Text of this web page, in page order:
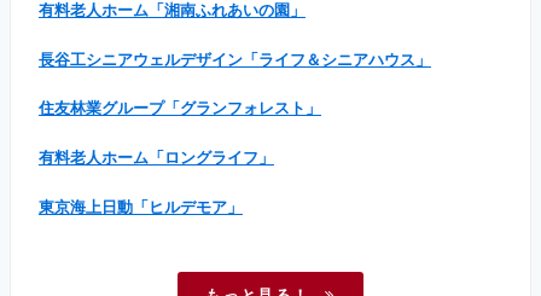
有料老人ホーム「湘南ふれあいの園」
長谷工シニアウェルデザイン「ライフ＆シニアハウス」
住友林業グループ「グランフォレスト」
有料老人ホーム「ロングライフ」
東京海上日動「ヒルデモア」